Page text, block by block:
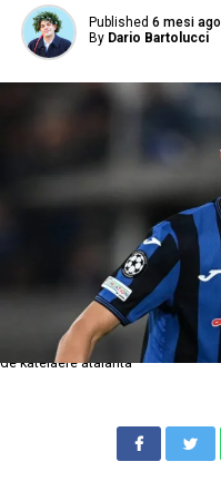
Published 6 mesi ago
By Dario Bartolucci
de katelaere atalanta